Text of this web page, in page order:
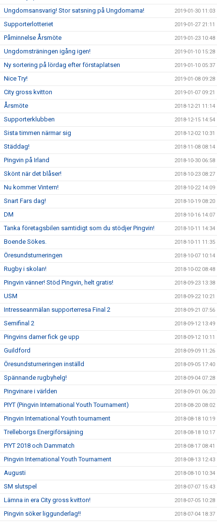
Ungdomsansvarig! Stor satsning på Ungdomarna! 2019-01-30 11:03
Supporterlotteriet 2019-01-27 21:11
Påminnelse Årsmöte 2019-01-23 10:48
Ungdomsträningen igång igen! 2019-01-10 15:28
Ny sortering på lördag efter förstaplatsen 2019-01-10 05:37
Nice Try! 2019-01-08 09:28
City gross kvitton 2019-01-07 09:21
Årsmöte 2018-12-21 11:14
Supporterklubben 2018-12-15 14:54
Sista timmen närmar sig 2018-12-02 10:31
Städdag! 2018-11-08 08:14
Pingvin på Irland 2018-10-30 06:58
Skönt när det blåser! 2018-10-23 08:27
Nu kommer Vintern! 2018-10-22 14:09
Snart Fars dag! 2018-10-19 08:20
DM 2018-10-16 14:07
Tanka företagsbilen samtidigt som du stödjer Pingvin! 2018-10-11 14:34
Boende Sökes. 2018-10-11 11:35
Öresundsturneringen 2018-10-07 10:14
Rugby i skolan! 2018-10-02 08:48
Pingvin vänner! Stöd Pingvin, helt gratis! 2018-09-23 13:38
USM 2018-09-22 10:21
Intresseanmälan supporterresa Final 2 2018-09-21 07:56
Semifinal 2 2018-09-12 13:49
Pingvins damer fick ge upp 2018-09-12 10:11
Guildford 2018-09-09 11:26
Öresundsturneringen inställd 2018-09-05 17:40
Spännande rugbyhelg! 2018-09-04 07:28
Pingvinare i världen 2018-09-01 06:20
PIYT (Pingvin International Youth Tournament) 2018-08-20 08:02
Pingvin International Youth tournament 2018-08-18 10:19
Trelleborgs Energiförsäjning 2018-08-18 10:17
PIYT 2018 och Dammatch 2018-08-17 08:41
Pingvin International Youth Tournament 2018-08-13 12:43
Augusti 2018-08-10 10:34
SM slutspel 2018-07-07 15:43
Lämna in era City gross kvitton! 2018-07-05 10:28
Pingvin söker liggunderlag!! 2018-07-04 18:37